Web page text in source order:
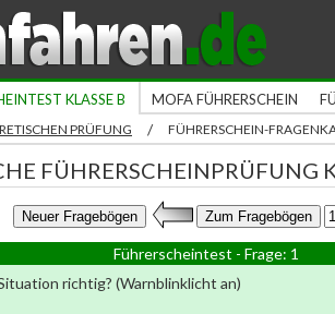
KLASSE B MOFA FÜHRERSCHEIN
PRÜFUNG / FÜHRERSCHEIN-
FÜHRERSCHEINPRÜFUNG
Führerscheintest - Frage: 1
richtig? (Warnblinklicht an)